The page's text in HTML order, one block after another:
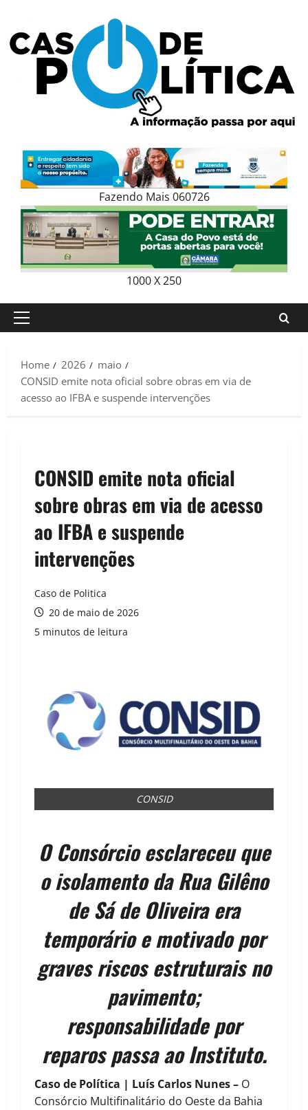
content
Fazendo Mais 060726
1000 X 250
Primary
Home
2026
maio
CONSID emite nota oficial sobre obras em via de
acesso ao IFBA e suspende intervenções
CONSID emite nota oficial
sobre obras em via de acesso
ao IFBA e suspende
intervenções
Caso de Politica
20 de maio de 2026
5 minutos de leitura
CONSID
O Consórcio esclareceu que
o isolamento da Rua Gilêno
de Sá de Oliveira era
temporário e motivado por
graves riscos estruturais no
pavimento;
responsabilidade por
reparos passa ao Instituto.
Caso de Política | Luís Carlos Nunes – O
Consórcio Multifinalitário do Oeste da Bahia